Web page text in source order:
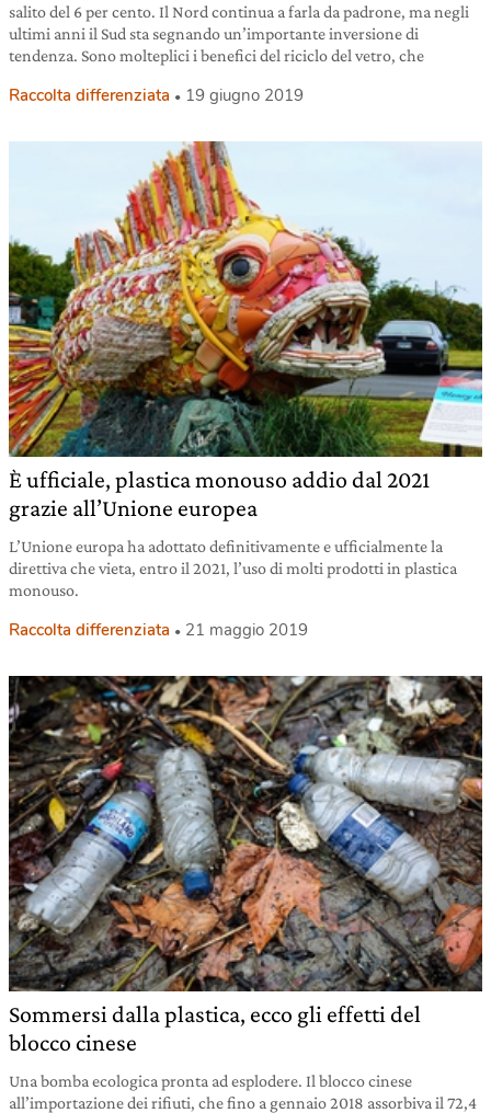
salito del 6 per cento. Il Nord continua a farla da padrone, ma negli
ultimi anni il Sud sta segnando un’importante inversione di
tendenza. Sono molteplici i benefici del riciclo del vetro, che
Raccolta differenziata 19 giugno 2019
È ufficiale, plastica monouso addio dal 2021
grazie all’Unione europea
L’Unione europa ha adottato definitivamente e ufficialmente la
direttiva che vieta, entro il 2021, l’uso di molti prodotti in plastica
monouso.
Raccolta differenziata 21 maggio 2019
Sommersi dalla plastica, ecco gli effetti del
blocco cinese
Una bomba ecologica pronta ad esplodere. Il blocco cinese
all’importazione dei rifiuti, che fino a gennaio 2018 assorbiva il 72,4